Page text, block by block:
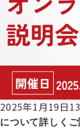
2025年1月19日
について詳しく